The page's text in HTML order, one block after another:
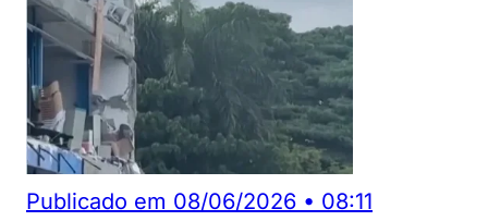
Publicado em 08/06/2026 • 08:11